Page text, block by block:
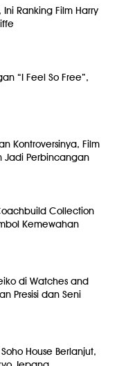
Ranking Film Harry
“I Feel So Free”,
Kontroversinya, Film
Jadi Perbincangan
Collection
Kemewahan
di Watches and
Presisi dan Seni
House Berlanjut,